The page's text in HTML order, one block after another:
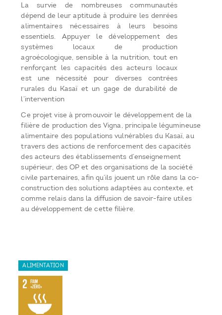
La survie de nombreuses communautés
dépend de leur aptitude à produire les denrées
alimentaires nécessaires à leurs besoins
essentiels. Appuyer le développement des
systèmes locaux de production
agroécologique, sensible à la nutrition, tout en
renforçant les capacités des acteurs locaux
est une nécessité pour diverses contrées
rurales du Kasaï et un gage de durabilité de
l’intervention
Ce projet vise à promouvoir le développement de la
filière de production des Vigna, principale légumineuse
alimentaire des populations vulnérables du Kasaï, au
travers des actions de renforcement des capacités
des acteurs des établissements d’enseignement
supérieur, des OP et des organisations de la société
civile partenaires, afin qu’ils jouent un rôle dans la co-
construction des solutions adaptées au contexte, et
comme relais dans la diffusion de savoir-faire utiles
au développement de cette filière.
ALIMENTATION